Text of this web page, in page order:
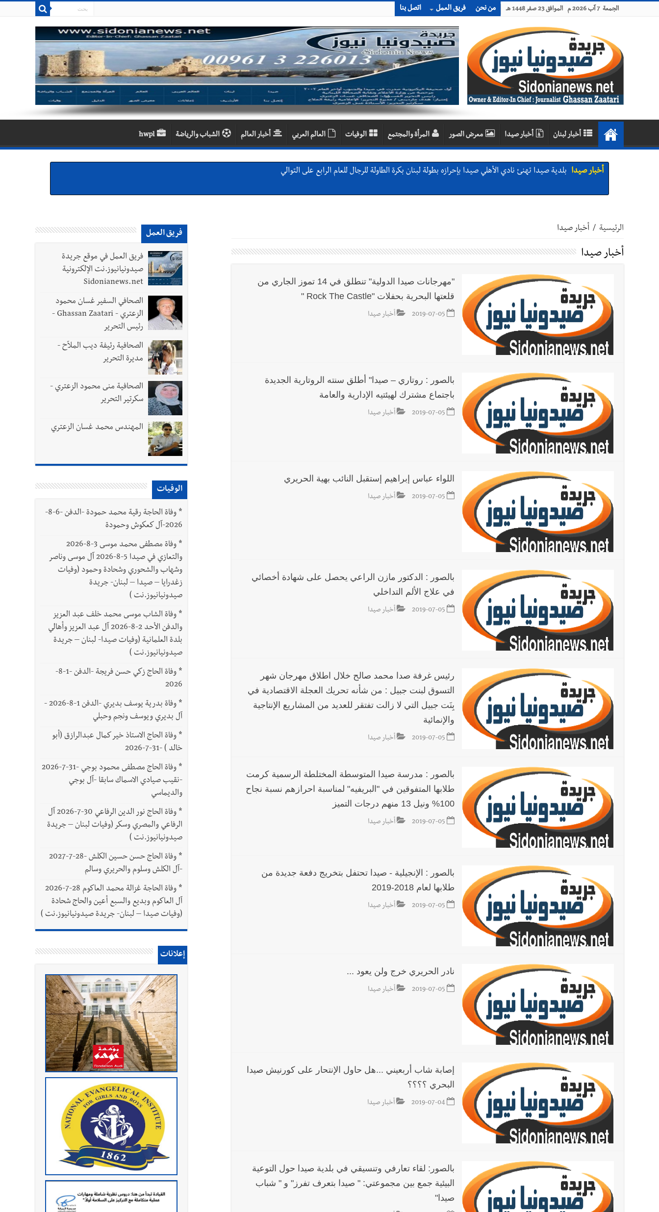
الجمعة 7 آب 2026 م الموافق 23 صفر 1448 هـ من نحن فريق العمل اتصل بنا
أخبار لبنان أخبار صيدا معرض الصور المرأة والمجتمع الوفيات العالم العربي أخبار العالم الشباب والرياضة hwpl
أخبار صيدا بلدية صيدا تهنئ نادي الأهلي صيدا بإحرازه بطولة لبنان بكرة الطاولة للرجال للعام الرابع على التوالي
أخبار صيدا مؤسسة مياه لبنان الجنوبي : انخفاض التغذية بالمياه في صيدا نتيجة الانقطاع المتكرر لخط الخدمات الكهربائي
أخبار لبنان
قراءات ومستجدات ومواقف في لبنان والمنطقة - الجمعة 7-8-2026: مفاوضات متعثّرة في روما؟ | عون: علينا الاستمرار بمسار التفاوض؟ واشنطن لتل أبيب: الحزب لم يخرق؟ |
فضيحة نقص السلاح تكبر؟ إيران - عمان : اتفاق هرمز على السكة ؟
أخبار لبنان أسرار الصحف المحلية الصادرة في لبنان ليوم الجمعة 7-8-2026
أخبار لبنان مقدمات نشرات الأخبار المسائية في لبنان ليوم الخميس 6-8-2026
العالم العربي
رجل الاعمال الاماراتي خلف الحبتور : 112 شهيداً شُيّعوا في ‫غزة‬ بعد أن بقوا تحت الأنقاض منذ عام 2023: أيُعقل أن يبقى الشعب الفلسطيني يعيش كل هذا الألم؟ وإلى متى
تستمر هذه المعاناة التي تمزق القلوب والضمائر؟
الرئيسية / أخبار صيدا
أخبار صيدا
"مهرجانات صيدا الدولية" تنطلق في 14 تموز الجاري من
قلعتها البحرية بحفلات "Rock The Castle "
2019-07-05 أخبار صيدا
بالصور : روتاري – صيدا" أطلق سنته الروتارية الجديدة
باجتماع مشترك لهيئتيه الإدارية والعامة
2019-07-05 أخبار صيدا
اللواء عباس إبراهيم إستقبل النائب بهية الحريري
2019-07-05 أخبار صيدا
بالصور : الدكتور مازن الراعي يحصل على شهادة أخصائي
في علاج الألم التداخلي
2019-07-05 أخبار صيدا
رئيس غرفة صدا محمد صالح خلال اطلاق مهرجان شهر
التسوق لبنت جبيل : من شأنه تحريك العجلة الاقتصادية في
بِنَت جبيل التي لا زالت تفتقر للعديد من المشاريع الإنتاجية
والإنمائية
2019-07-05 أخبار صيدا
بالصور : مدرسة صيدا المتوسطة المختلطة الرسمية كرمت
طلابها المتفوقين في "البريفيه" لمناسبة احرازهم نسبة نجاح
100% ونيل 13 منهم درجات التميز
2019-07-05 أخبار صيدا
بالصور : الإنجيلية - صيدا تحتفل بتخريج دفعة جديدة من
طلابها لعام 2018-2019
2019-07-05 أخبار صيدا
نادر الحريري خرج ولن يعود ...
2019-07-05 أخبار صيدا
إصابة شاب أربعيني ...هل حاول الإنتحار على كورنيش صيدا
البحري ؟؟؟؟
2019-07-04 أخبار صيدا
بالصور: لقاء تعارفي وتنسيقي في بلدية صيدا حول التوعية
البيئية جمع بين مجموعتي: " صيدا بتعرف تفرز" و " شباب
صيدا"
فريق العمل
فريق العمل في موقع جريدة
صيدونيانيوز.نت الإلكترونية
Sidonianews.net
الصحافي السفير غسان محمود
الزعتري - Ghassan Zaatari -
رئيس التحرير
الصحافية رئيفة ديب الملاّح -
مديرة التحرير
الصحافية منى محمود الزعتري -
سكرتير التحرير
المهندس محمد غسان الزعتري
الوفيات
*
وفاة الحاجة رقية محمد حمودة -الدفن -6-8-
2026-آل كعكوش وحمودة
*
وفاة مصطفى محمد موسى 3-8-2026
والتعازي في صيدا 5-8-2026 آل موسى وناصر
وشهاب والشحوري وشحادة وحمود (وفيات
زغدرايا – صيدا – لبنان- جريدة
صيدونيانيوز.نت )
* وفاة الشاب موسى محمد خلف عبد العزيز
والدفن الأحد 2-8-2026 آل عبد العزيز وأهالي
بلدة العلمانية (وفيات صيدا- لبنان – جريدة
صيدونيانيوز.نت )
*
وفاة الحاج زكي حسن فريجة -الدفن -1-8-
2026
*
وفاة بدرية يوسف بديري -الدفن 1-8-2026 -
آل بديري ويوسف ونجم وحبلي
* وفاة الحاج الاستاذ خير كمال عبدالرازق (أبو
خالد ) -31-7-2026
*
وفاة الحاج مصطفى محمود بوجي -31-7-2026
-نقيب صيادي الاسماك سابقا -آل بوجي
والديماسي
*
وفاة الحاج نور الدين الرفاعي 30-7-2026 آل
الرفاعي والمصري وسكر (وفيات لبنان – جريدة
صيدونيانيوز.نت )
*
وفاة الحاج حسن حسين الكلش -28-7-2027
-آل الكلش وسلوم والحريري وسالم
*
وفاة الحاجة غزالة محمد العاكوم 28-7-2026
آل العاكوم وبديع والسبع أعين والحاج شحادة
(وفيات صيدا – لبنان- جريدة صيدونيانيوز.نت )
إعلانات